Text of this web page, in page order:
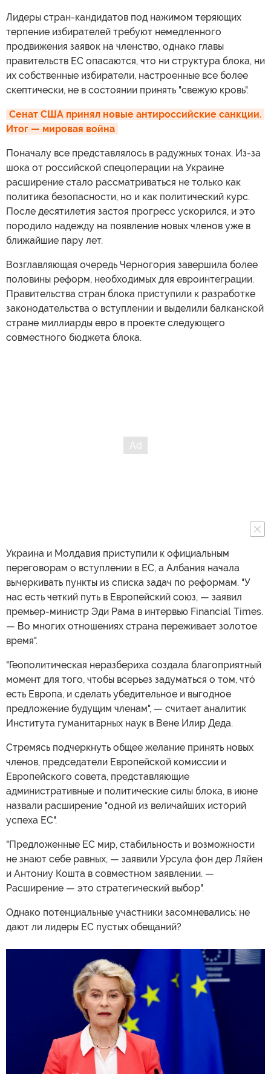
Лидеры стран-кандидатов под нажимом теряющих
терпение избирателей требуют немедленного
продвижения заявок на членство, однако главы
правительств ЕС опасаются, что ни структура блока, ни
их собственные избиратели, настроенные все более
скептически, не в состоянии принять "свежую кровь".
Сенат США принял новые антироссийские санкции.
Итог — мировая война
Поначалу все представлялось в радужных тонах. Из-за
шока от российской спецоперации на Украине
расширение стало рассматриваться не только как
политика безопасности, но и как политический курс.
После десятилетия застоя прогресс ускорился, и это
породило надежду на появление новых членов уже в
ближайшие пару лет.
Возглавляющая очередь Черногория завершила более
половины реформ, необходимых для евроинтеграции.
Правительства стран блока приступили к разработке
законодательства о вступлении и выделили балканской
стране миллиарды евро в проекте следующего
совместного бюджета блока.
Украина и Молдавия приступили к официальным
переговорам о вступлении в ЕС, а Албания начала
вычеркивать пункты из списка задач по реформам. "У
нас есть четкий путь в Европейский союз, — заявил
премьер-министр Эди Рама в интервью Financial Times.
— Во многих отношениях страна переживает золотое
время".
"Геополитическая неразбериха создала благоприятный
момент для того, чтобы всерьез задуматься о том, чтó
есть Европа, и сделать убедительное и выгодное
предложение будущим членам", — считает аналитик
Института гуманитарных наук в Вене Илир Деда.
Стремясь подчеркнуть общее желание принять новых
членов, председатели Европейской комиссии и
Европейского совета, представляющие
административные и политические силы блока, в июне
назвали расширение "одной из величайших историй
успеха ЕС".
"Предложенные ЕС мир, стабильность и возможности
не знают себе равных, — заявили Урсула фон дер Ляйен
и Антониу Кошта в совместном заявлении. —
Расширение — это стратегический выбор".
Однако потенциальные участники засомневались: не
дают ли лидеры ЕС пустых обещаний?